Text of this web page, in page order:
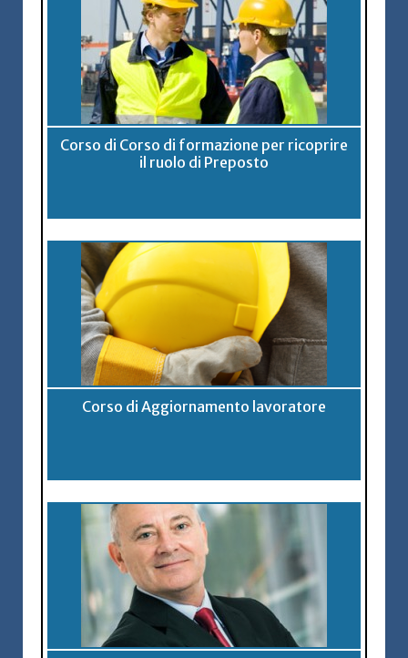
Corso di Corso di formazione per ricoprire
il ruolo di Preposto
Corso di Aggiornamento lavoratore